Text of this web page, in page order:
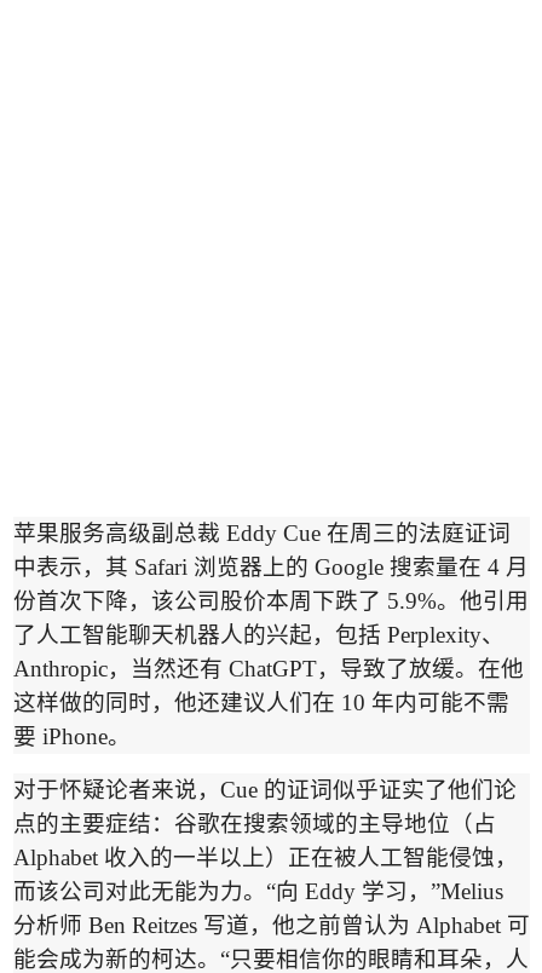
苹果服务高级副总裁 Eddy Cue 在周三的法庭证词
中表示，其 Safari 浏览器上的 Google 搜索量在 4 月
份首次下降，该公司股价本周下跌了 5.9%。他引用
了人工智能聊天机器人的兴起，包括 Perplexity、
Anthropic，当然还有 ChatGPT，导致了放缓。在他
这样做的同时，他还建议人们在 10 年内可能不需
要 iPhone。
对于怀疑论者来说， Cue 的证词似乎证实了他们论
点的主要症结：谷歌在搜索领域的主导地位（占
Alphabet 收入的一半以上）正在被人工智能侵蚀，
而该公司对此无能为力。 “向 Eddy 学习， ”Melius
分析师 Ben Reitzes 写道，他之前曾认为 Alphabet 可
能会成为新的柯达。 “只要相信你的眼睛和耳朵，人